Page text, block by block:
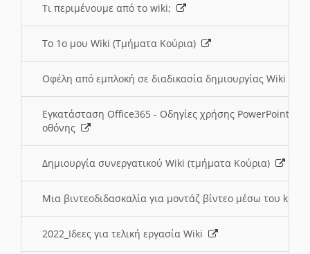
Τι περιμένουμε από το wiki;
Το 1ο μου Wiki (Τμήματα Κούρια)
Οφέλη από εμπλοκή σε διαδικασία δημιουργίας Wiki
Εγκατάσταση Office365 - Οδηγίες χρήσης PowerPoint
οθόνης
Δημιουργία συνεργατικού Wiki (τμήματα Κούρια)
Μια βιντεοδιδασκαλία για μοντάζ βίντεο μέσω του
2022_Ιδεες για τελική εργασία Wiki